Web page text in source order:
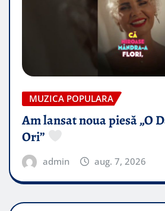
MUZICA POPULARA
Am lansat noua piesă „O
Ori”
admin aug. 7, 2026